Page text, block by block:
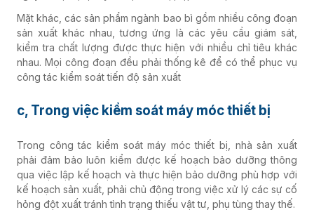
Mặt khác, các sản phẩm ngành bao bì gồm nhiều công đoạn
sản xuất khác nhau, tương ứng là các yêu cầu giám sát,
kiểm tra chất lượng được thực hiện với nhiều chỉ tiêu khác
nhau. Mọi công đoạn đều phải thống kê để có thể phục vụ
công tác kiểm soát tiến độ sản xuất
c, Trong việc kiểm soát máy móc thiết bị
Trong công tác kiểm soát máy móc thiết bị, nhà sản xuất
phải đảm bảo luôn kiểm được kế hoạch bảo dưỡng thông
qua việc lập kế hoạch và thực hiện bảo dưỡng phù hợp với
kế hoạch sản xuất, phải chủ động trong việc xử lý các sự cố
hỏng đột xuất tránh tình trạng thiếu vật tư, phụ tùng thay thế.